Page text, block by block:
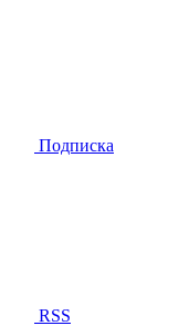
Подписка
RSS